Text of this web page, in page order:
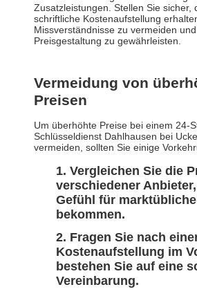
Zusatzleistungen. Stellen Sie sicher,
schriftliche Kostenaufstellung
Missverständnisse zu vermeiden
Preisgestaltung zu gewährleisten.
Vermeidung von
Preisen
Um überhöhte Preise bei einem 24-
Schlüsseldienst Dahlhausen bei
vermeiden, sollten Sie einige
Vergleichen Sie die
verschiedener
Gefühl für
bekommen.
Fragen Sie nach
Kostenaufstellung im
bestehen Sie auf eine
Vereinbarung.